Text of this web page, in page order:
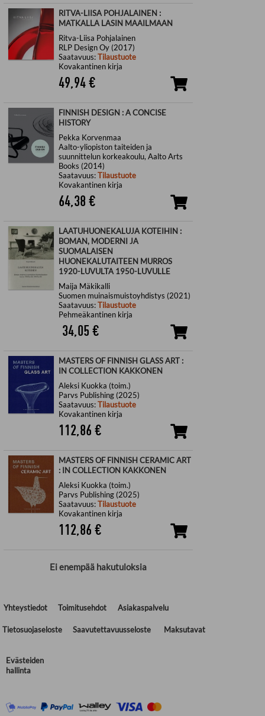
RITVA-LIISA POHJALAINEN :
MATKALLA LASIN MAAILMAAN
Ritva-Liisa Pohjalainen
RLP Design Oy (2017)
Saatavuus:Tilaustuote
Kovakantinen kirja
49,94€
FINNISH DESIGN : A CONCISE
HISTORY
Pekka Korvenmaa
Aalto-yliopiston taiteiden ja
suunnittelun korkeakoulu, Aalto Arts
Books (2014)
Saatavuus:Tilaustuote
Kovakantinen kirja
64,38 €
LAATUHUONEKALUJA KOTEIHIN :
BOMAN, MODERNI JA
SUOMALAISEN
HUONEKALUTAITEEN MURROS
1920-LUVULTA 1950-LUVULLE
Maija Mäkikalli
Suomen muinaismuistoyhdistys (2021)
Saatavuus:Tilaustuote
Pehmeäkantinen kirja
34,05 €
MASTERS OF FINNISH GLASS ART :
IN COLLECTION KAKKONEN
Aleksi Kuokka (toim.)
Parvs Publishing (2025)
Saatavuus:Tilaustuote
Kovakantinen kirja
112,86 €
MASTERS OF FINNISH CERAMIC ART
: IN COLLECTION KAKKONEN
Aleksi Kuokka (toim.)
Parvs Publishing (2025)
Saatavuus:Tilaustuote
Kovakantinen kirja
112,86 €
Ei enempää hakutuloksia
Yhteystiedot Toimitusehdot Asiakaspalvelu
Tietosuojaseloste Saavutettavuusseloste Maksutavat
Evästeiden
hallinta